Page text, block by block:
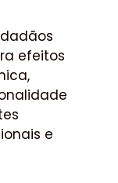
efeitos
e